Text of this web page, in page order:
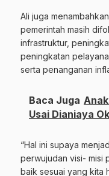
Ali juga
pemerintah masih
infrastruktur,
peningkatan
serta penanganan
Baca Juga
Usai Dianiaya
“Hal ini supaya
perwujudan visi- misi
baik sesuai yang kita